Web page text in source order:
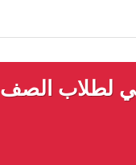
لطلاب الصف